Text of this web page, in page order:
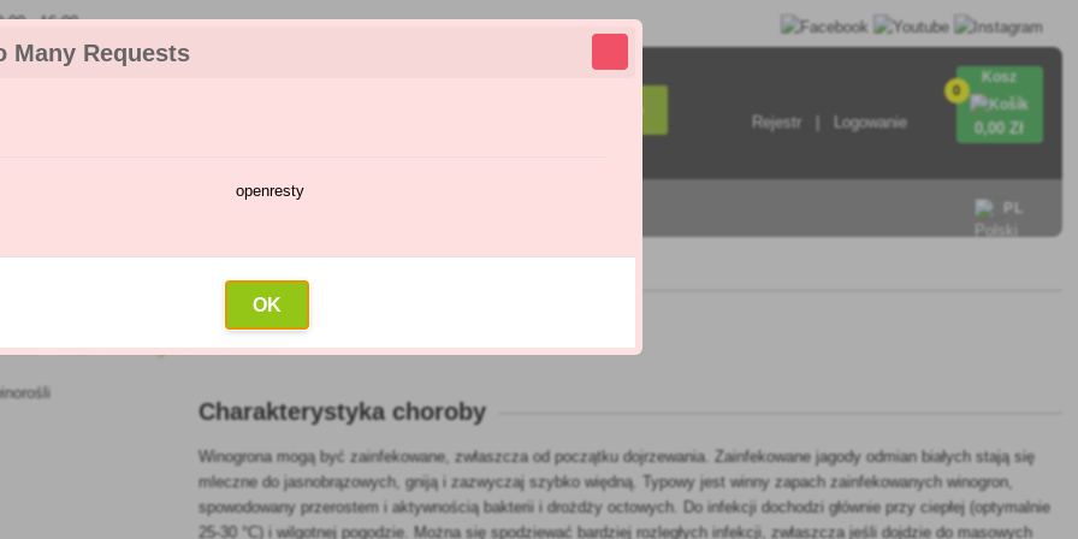
Many Requests
openresty
OK
- 16:00
Wyszukiwanie
Rejestr Logowanie
0
Kosz
0,00 Zł
PL
»Vinic»Biała zgnilizna winorośli
Charakterystyka choroby
Winogrona mogą być zainfekowane, zwłaszcza od początku dojrzewania. Zainfekowane jagody odmian białych stają się
mleczne do jasnobrązowych, gniją i zazwyczaj szybko więdną. Typowy jest winny zapach zainfekowanych winogron,
spowodowany przerostem i aktywnością bakterii i drożdży octowych. Do infekcji dochodzi głównie przy ciepłej (optymalnie
25-30 °C) i wilgotnej pogodzie. Można się spodziewać bardziej rozległych infekcji, zwłaszcza jeśli dojdzie do masowych